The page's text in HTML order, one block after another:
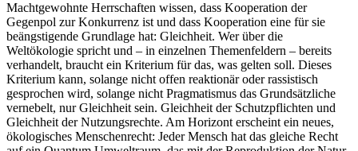
Machtgewohnte Herrschaften wissen, dass Kooperation der
Gegenpol zur Konkurrenz ist und dass Kooperation eine für sie
beängstigende Grundlage hat: Gleichheit. Wer über die
Weltökologie spricht und – in einzelnen Themenfeldern – bereits
verhandelt, braucht ein Kriterium für das, was gelten soll. Dieses
Kriterium kann, solange nicht offen reaktionär oder rassistisch
gesprochen wird, solange nicht Pragmatismus das Grundsätzliche
vernebelt, nur Gleichheit sein. Gleichheit der Schutzpflichten und
Gleichheit der Nutzungsrechte. Am Horizont erscheint ein neues,
ökologisches Menschenrecht: Jeder Mensch hat das gleiche Recht